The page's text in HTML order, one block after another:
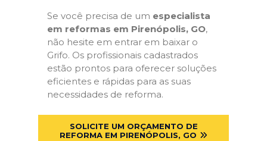
Se você precisa de um especialista
em reformas em Pirenópolis, GO,
não hesite em entrar em baixar o
Grifo. Os profissionais cadastrados
estão prontos para oferecer soluções
eficientes e rápidas para as suas
necessidades de reforma.
SOLICITE UM ORÇAMENTO DE
REFORMA EM PIRENÓPOLIS, GO